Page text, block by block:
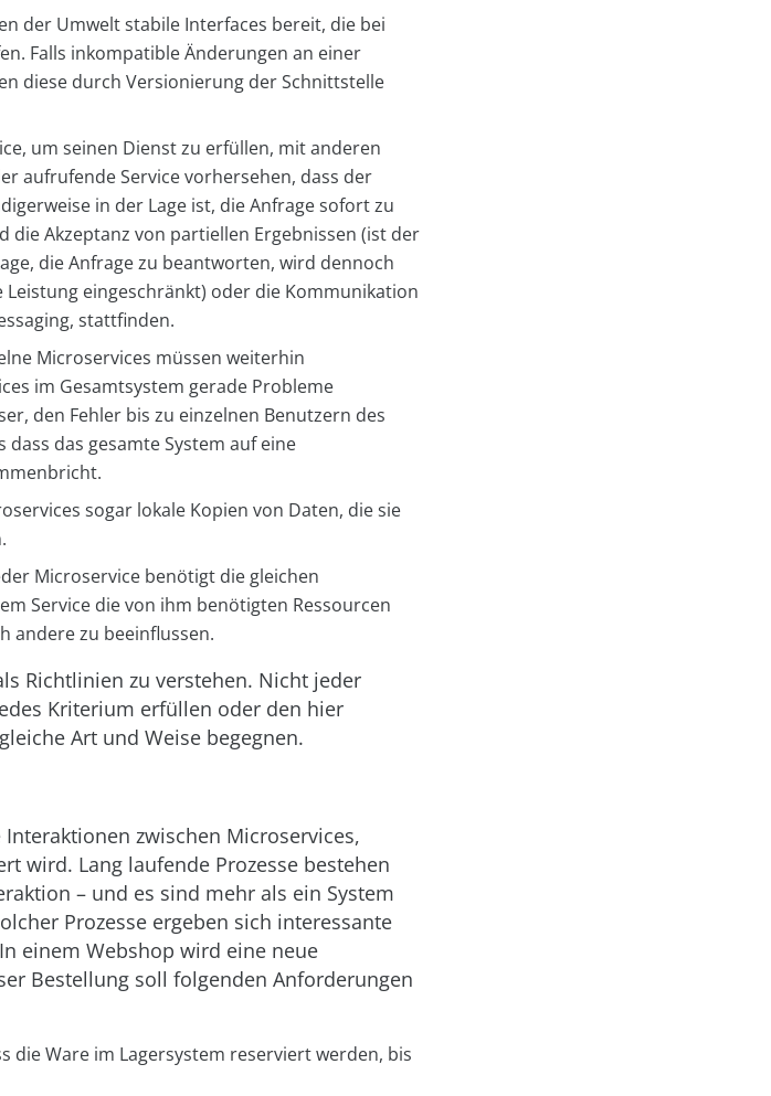
der Umwelt stabile Interfaces bereit, die bei
Falls inkompatible Änderungen an einer
diese durch Versionierung der Schnittstelle
um seinen Dienst zu erfüllen, mit anderen
aufrufende Service vorhersehen, dass der
in der Lage ist, die Anfrage sofort zu
die Akzeptanz von partiellen Ergebnissen (ist der
die Anfrage zu beantworten, wird dennoch
eingeschränkt) oder die Kommunikation
stattfinden.
Microservices müssen weiterhin
im Gesamtsystem gerade Probleme
den Fehler bis zu einzelnen Benutzern des
dass das gesamte System auf eine
sogar lokale Kopien von Daten, die sie
Microservice benötigt die gleichen
Service die von ihm benötigten Ressourcen
andere zu beeinflussen.
Richtlinien zu verstehen. Nicht jeder
Kriterium erfüllen oder den hier
Art und Weise begegnen.
zwischen Microservices,
wird. Lang laufende Prozesse bestehen
– und es sind mehr als ein System
Prozesse ergeben sich interessante
einem Webshop wird eine neue
Bestellung soll folgenden Anforderungen
die Ware im Lagersystem reserviert werden, bis